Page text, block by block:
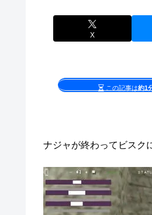
X
この記事は約1
ナジャが終わってビスク